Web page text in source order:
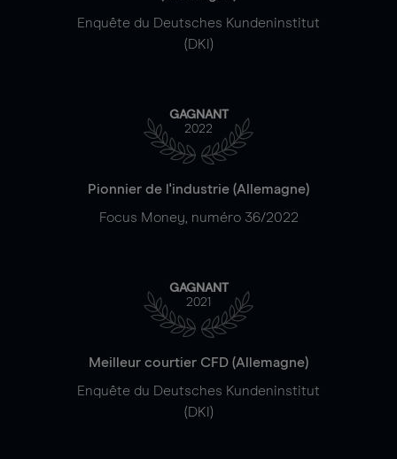
Enquête du Deutsches Kundeninstitut
(DKI)
GAGNANT
2022
Pionnier de l'industrie (Allemagne)
Focus Money, numéro 36/2022
GAGNANT
2021
Meilleur courtier CFD (Allemagne)
Enquête du Deutsches Kundeninstitut
(DKI)